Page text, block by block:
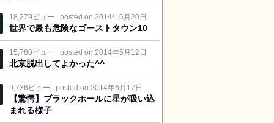
18,279ビュー posted on 2014年6月20日
世界で最も危険なゴーストタウン10
15,780ビュー posted on 2014年5月12日
北京脱出してよかった^^
9,736ビュー posted on 2014年6月17日
【驚愕】ブラックホールに星が吸い込
まれる様子